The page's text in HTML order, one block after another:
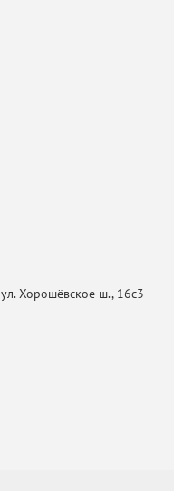
ул. Хорошёвское ш., 16с3